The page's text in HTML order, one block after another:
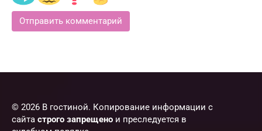
© 2026 В гостиной. Копирование информации с
сайта строго запрещено и преследуется в